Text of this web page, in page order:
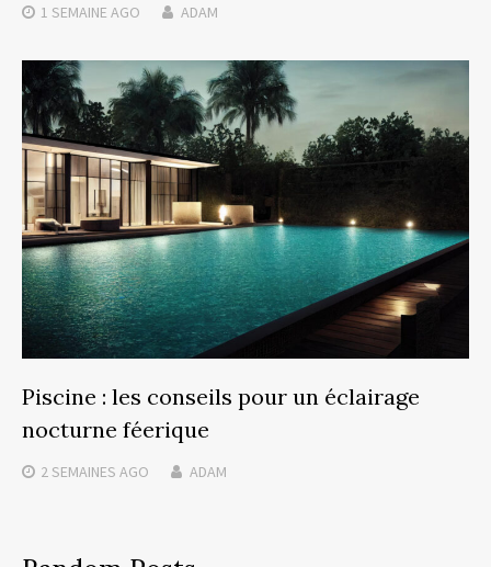
1 SEMAINE AGO ADAM
Piscine : les conseils pour un éclairage
nocturne féerique
2 SEMAINES AGO ADAM